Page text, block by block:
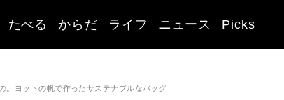
たべる からだ ライフ ニュース Picks
。ヨットの帆で作ったサステナブルなバッグ